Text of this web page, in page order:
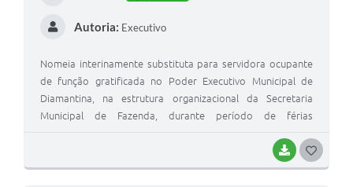
BAIXAR
Autoria: Executivo
Nomeia interinamente substituta para servidora ocupante
de função gratificada no Poder Executivo Municipal de
Diamantina, na estrutura organizacional da Secretaria
Municipal de Fazenda, durante período de férias